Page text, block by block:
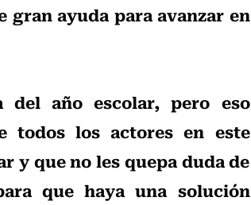
ayuda para avanzar en
del año escolar, pero eso
todos los actores en este
y que no les quepa duda de
que haya una solución